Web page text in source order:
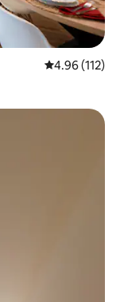
5 ರಲ್ಲಿ 4.96
4.96 (112)